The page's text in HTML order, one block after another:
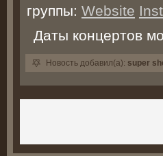
группы: Website
Даты концертов
Новость добавил(а): super